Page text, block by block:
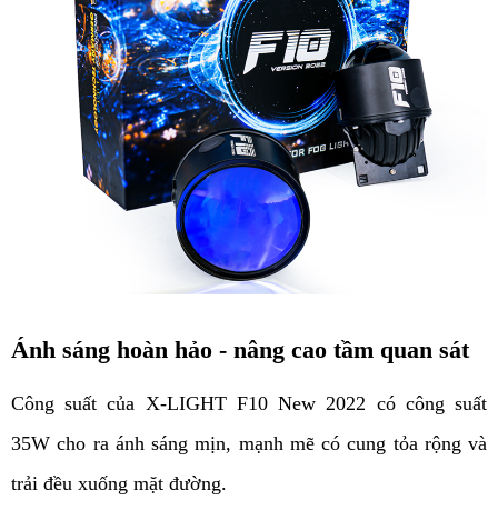
Ánh sáng hoàn hảo - nâng cao tầm quan sát
Công suất của X-LIGHT F10 New 2022 có công suất
35W cho ra ánh sáng mịn, mạnh mẽ có cung tỏa rộng và
trải đều xuống mặt đường.